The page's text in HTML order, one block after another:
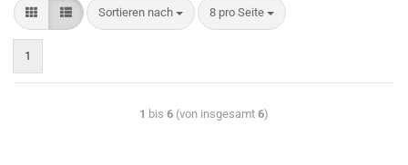
Sortieren nach 8 pro Seite
1
1 bis 6 (von insgesamt 6)